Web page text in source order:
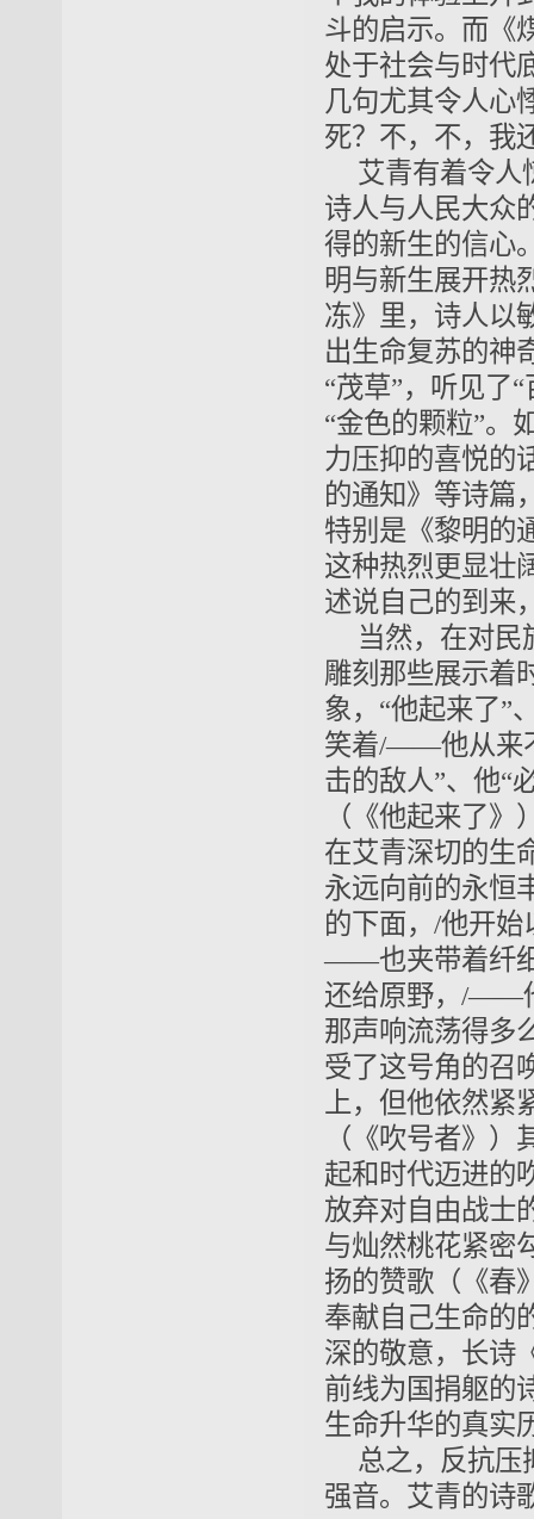
斗的启示。而《
处于社会与时代
几句尤其令人心
死？不，不，我
艾青有着令人
诗人与人民大众
得的新生的信心
明与新生展开热
冻》里，诗人以
出生命复苏的神
“茂草”，听见了
“金色的颗粒”。
力压抑的喜悦的
的通知》等诗篇
特别是《黎明的
这种热烈更显壮
述说自己的到来
当然，在对民
雕刻那些展示着
象，“他起来了”
笑着/——他从来
击的敌人”、他“
（《他起来了
在艾青深切的生
永远向前的永恒
的下面，/他开
——也夹带着纤
还给原野，/——
那声响流荡得多
受了这号角的召
上，但他依然
（《吹号者》
起和时代迈进的
放弃对自由战士
与灿然桃花紧密
扬的赞歌（《春
奉献自己生命的
深的敬意，长诗
前线为国捐躯的
生命升华的真实
总之，反抗压
强音。艾青的诗